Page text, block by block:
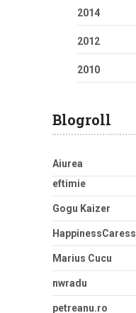
2014
2012
2010
Blogroll
Aiurea
eftimie
Gogu Kaizer
HappinessCaress
Marius Cucu
nwradu
petreanu.ro